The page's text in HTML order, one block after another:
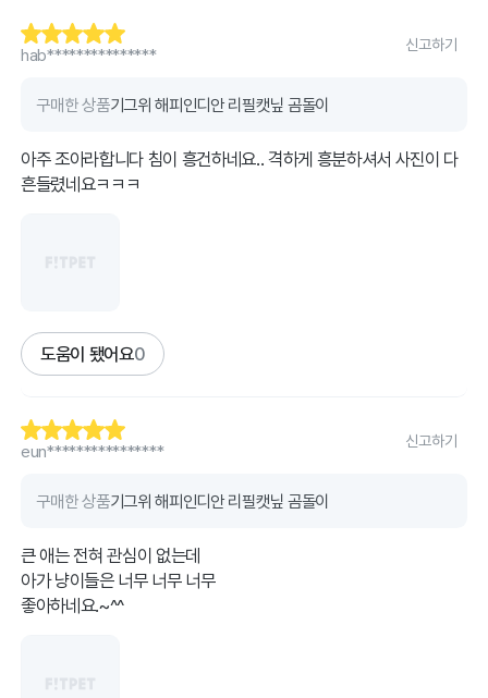
hab***************
신고하기
구매한 상품기그위 해피인디안 리필캣닢 곰돌이
아주 조아라합니다 침이 흥건하네요.. 격하게 흥분하셔서 사진이 다
흔들렸네요ㅋㅋㅋ
도움이 됐어요0
eun****************
신고하기
구매한 상품기그위 해피인디안 리필캣닢 곰돌이
큰 애는 전혀 관심이 없는데
아가 냥이들은 너무 너무 너무
좋아하네요.~^^